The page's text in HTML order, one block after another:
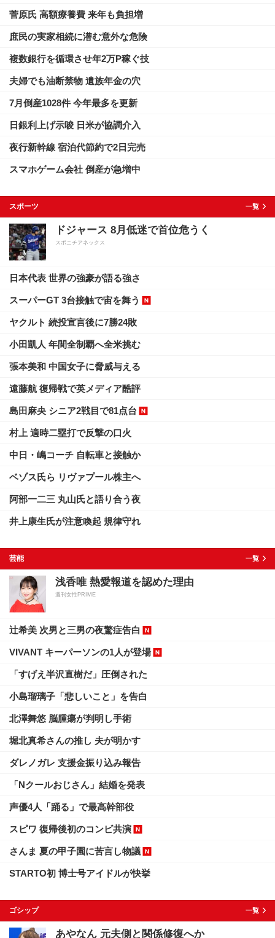
菅原氏 高額療養費 来年も負担増
庶民の実家相続に潜む意外な危険
複数銀行を循環させ年2万P稼ぐ技
夫婦でも油断禁物 遺族年金の穴
7月倒産1028件 今年最多を更新
日銀利上げ示唆 日米が協調介入
夜行新幹線 宿泊代節約で2日完売
スマホゲーム会社 倒産が急増中
スポーツ 一覧
ドジャース 8月低迷で首位危うく
スポニチアネックス
日本代表 世界の強豪が語る強さ
スーパーGT 3台接触で宙を舞う
ヤクルト 続投宣言後に7勝24敗
小田凱人 年間全制覇へ全米挑む
張本美和 中国女子に脅威与える
遠藤航 復帰戦で英メディア酷評
島田麻央 シニア2戦目で81点台
村上 適時二塁打で反撃の口火
中日・嶋コーチ 自転車と接触か
ベゾス氏ら リヴァプール株主へ
阿部一二三 丸山氏と語り合う夜
井上康生氏が注意喚起 規律守れ
芸能 一覧
浅香唯 熱愛報道を認めた理由
週刊女性PRIME
辻希美 次男と三男の夜驚症告白
VIVANT キーパーソンの1人が登場
「すげえ半沢直樹だ」圧倒された
小島瑠璃子「悲しいこと」を告白
北澤舞悠 脳腫瘍が判明し手術
堀北真希さんの推し 夫が明かす
ダレノガレ 支援金振り込み報告
「Nクールおじさん」結婚を発表
声優4人「踊る」で最高幹部役
スピワ 復帰後初のコンビ共演
さんま 夏の甲子園に苦言し物議
STARTO初 博士号アイドルが快挙
ゴシップ 一覧
あやなん 元夫側と関係修復へか